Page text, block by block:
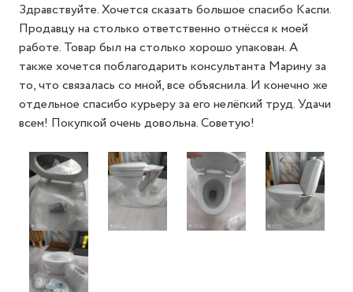
Здравствуйте. Хочется сказать большое спасибо Каспи.
Продавцу на столько ответственно отнёсся к моей
работе. Товар был на столько хорошо упакован. А
также хочется поблагодарить консультанта Марину за
то, что связалась со мной, все объяснила. И конечно же
отдельное спасибо курьеру за его нелёгкий труд. Удачи
всем! Покупкой очень довольна. Советую!